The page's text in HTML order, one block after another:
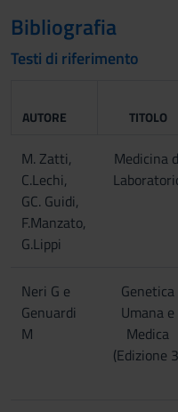
Bibliografia
Testi di riferimento
AUTORE TITOLO
M. Zatti,
C.Lechi,
GC. Guidi,
F.Manzato,
G.Lippi
Medicina
Neri G e
Genuardi
M
Genetica
Umana e
Medica
(Edizione